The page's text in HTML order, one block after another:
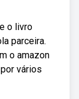
o livro
parceira.
o amazon
vários